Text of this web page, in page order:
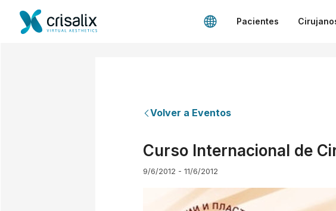
Pacientes
Volver a Eventos
Curso Internacional de
9/6/2012 - 11/6/2012